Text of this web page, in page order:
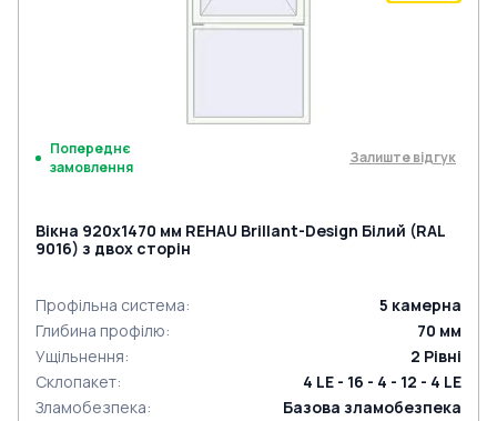
Попереднє
замовлення
Залиште відгук
Вікна 920x1470 мм REHAU Brillant-Design Білий (RAL
9016) з двох сторін
Профільна система: 5 камерна
Глибина профілю: 70 мм
Ущільнення: 2 Рівні
Склопакет:
4 LE - 16 - 4 - 12 - 4 LE
Зламобезпека: Базова зламобезпека